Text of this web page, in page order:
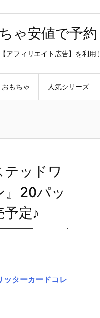
ゃ安値で予約
フィリエイト広告】を利用
おもちゃ 人気シリーズ
テッドワ
』20パッ
定♪
ッターカードコレ